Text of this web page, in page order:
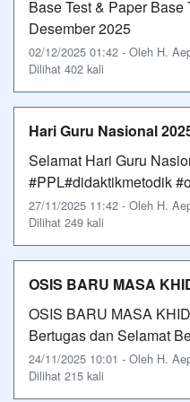
Base Test & Paper
Desember 2025
02/12/2025 01:42 - Oleh H.
Dilihat 402 kali
Hari Guru Nasional
Selamat Hari Guru
#PPL#didaktikmetodik
27/11/2025 11:42 - Oleh H.
Dilihat 249 kali
OSIS BARU MASA
OSIS BARU MASA
Bertugas dan Selamat
24/11/2025 10:01 - Oleh H.
Dilihat 215 kali